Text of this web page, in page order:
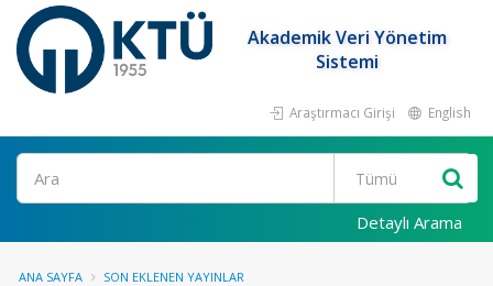
Akademik Veri Yönetim
Sistemi
Araştırmacı Girişi English
Ara
Detaylı Arama
ANA SAYFA SON EKLENEN YAYINLAR